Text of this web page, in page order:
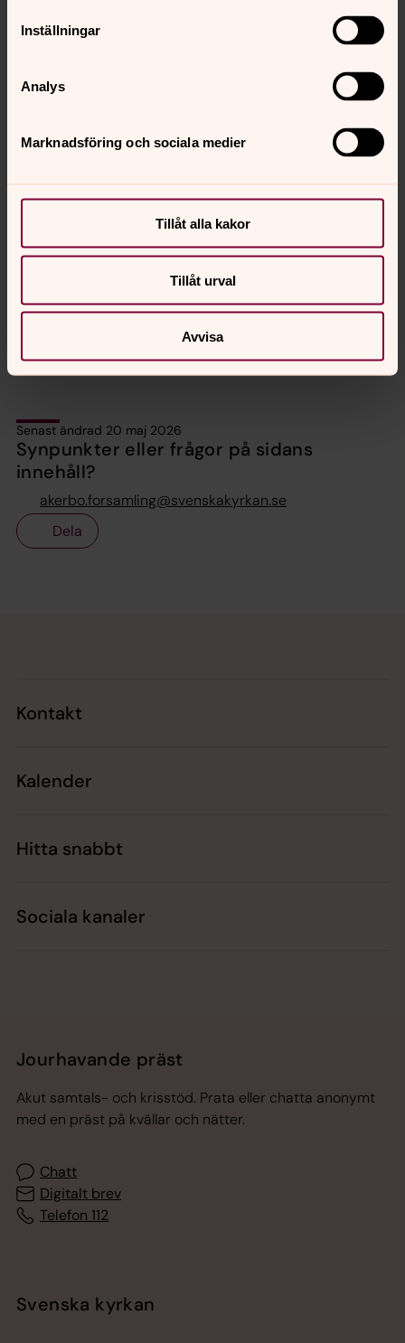
Inställningar
Analys
Marknadsföring och sociala medier
Tillåt alla kakor
Tillåt urval
Avvisa
Annie Ejegren
annie.ejegren@svenskakyrkan.se
Intervjuer med anställda
Vill du lära känna vår personal? Här finns flera intervjuer.
Senast ändrad 20 maj 2026
Synpunkter eller frågor på sidans
innehåll?
akerbo.forsamling@svenskakyrkan.se
Dela
Kontakt
Kalender
Hitta snabbt
Sociala kanaler
Jourhavande präst
Akut samtals- och krisstöd. Prata eller chatta anonymt
med en präst på kvällar och nätter.
Chatt
Digitalt brev
Telefon 112
Svenska kyrkan